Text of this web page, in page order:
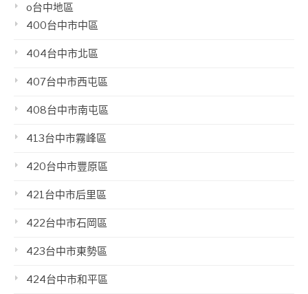
o台中地區
400台中市中區
404台中市北區
407台中市西屯區
408台中市南屯區
413台中市霧峰區
420台中市豐原區
421台中市后里區
422台中市石岡區
423台中市東勢區
424台中市和平區